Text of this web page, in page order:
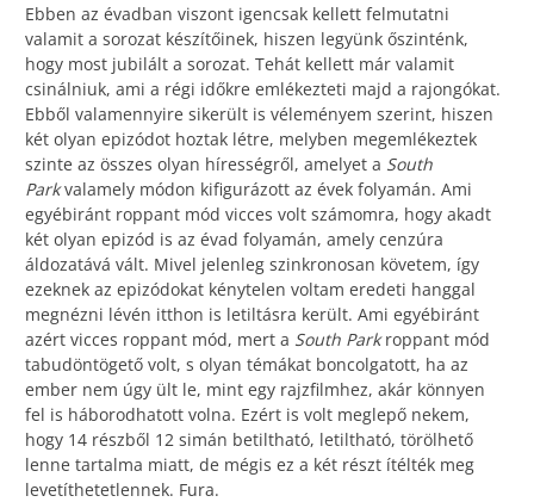
Ebben az évadban viszont igencsak kellett felmutatni
valamit a sorozat készítőinek, hiszen legyünk őszinténk,
hogy most jubilált a sorozat. Tehát kellett már valamit
csinálniuk, ami a régi időkre emlékezteti majd a rajongókat.
Ebből valamennyire sikerült is véleményem szerint, hiszen
két olyan epizódot hoztak létre, melyben megemlékeztek
szinte az összes olyan hírességről, amelyet a South
Parkvalamely módon kifigurázott az évek folyamán. Ami
egyébiránt roppant mód vicces volt számomra, hogy akadt
két olyan epizód is az évad folyamán, amely cenzúra
áldozatává vált. Mivel jelenleg szinkronosan követem, így
ezeknek az epizódokat kénytelen voltam eredeti hanggal
megnézni lévén itthon is letiltásra került. Ami egyébiránt
azért vicces roppant mód, mert a South Parkroppant mód
tabudöntögető volt, s olyan témákat boncolgatott, ha az
ember nem úgy ült le, mint egy rajzfilmhez, akár könnyen
fel is háborodhatott volna. Ezért is volt meglepő nekem,
hogy 14 részből 12 simán betiltható, letiltható, törölhető
lenne tartalma miatt, de mégis ez a két részt ítélték meg
levetíthetetlennek. Fura.